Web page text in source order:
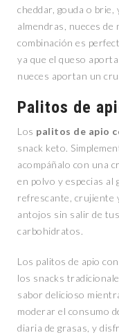
cheddar, gouda o
almendras, nueces de
combinación es
ya que el queso
nueces aportan un
Palitos de
Los palitos de apio
snack keto.
acompáñalo con una
en polvo y especias al
refrescante, crujiente
antojos sin salir de
carbohidratos.
Los palitos de apio
los snacks
sabor delicioso
moderar el consumo
diaria de grasas, y